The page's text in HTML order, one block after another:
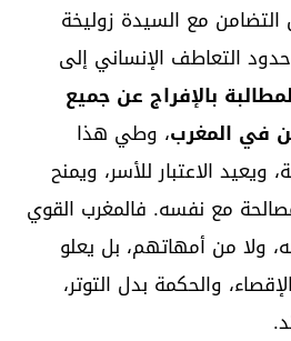
مع السيدة زوليخة
التعاطف الإنساني إلى
بالإفراج عن جميع
في المغرب، وطي هذا
ويعيد الاعتبار للأسر، ويمنح
مع نفسه. فالمغرب القوي
ولا من أمهاتهم، بل يعلو
والحكمة بدل التوتر،